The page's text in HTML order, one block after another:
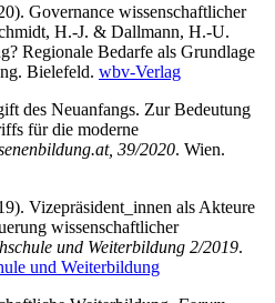
Governance wissenschaftlicher
H.-J. & Dallmann, H.-U.
Regionale Bedarfe als Grundlage
Bielefeld. wbv-Verlag
des Neuanfangs. Zur Bedeutung
für die moderne
39/2020. Wien.
Vizepräsident_innen als Akteure
wissenschaftlicher
und Weiterbildung 2/2019.
und Weiterbildung